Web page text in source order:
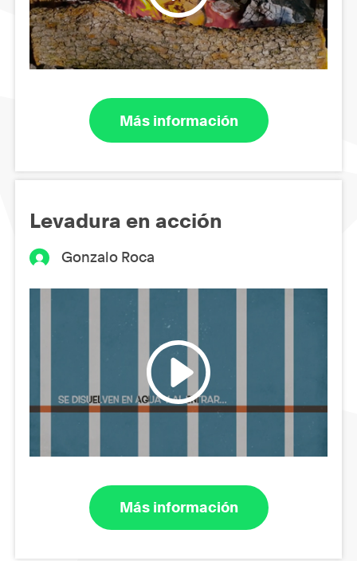
Más información
Levadura en acción
Gonzalo Roca
Más información